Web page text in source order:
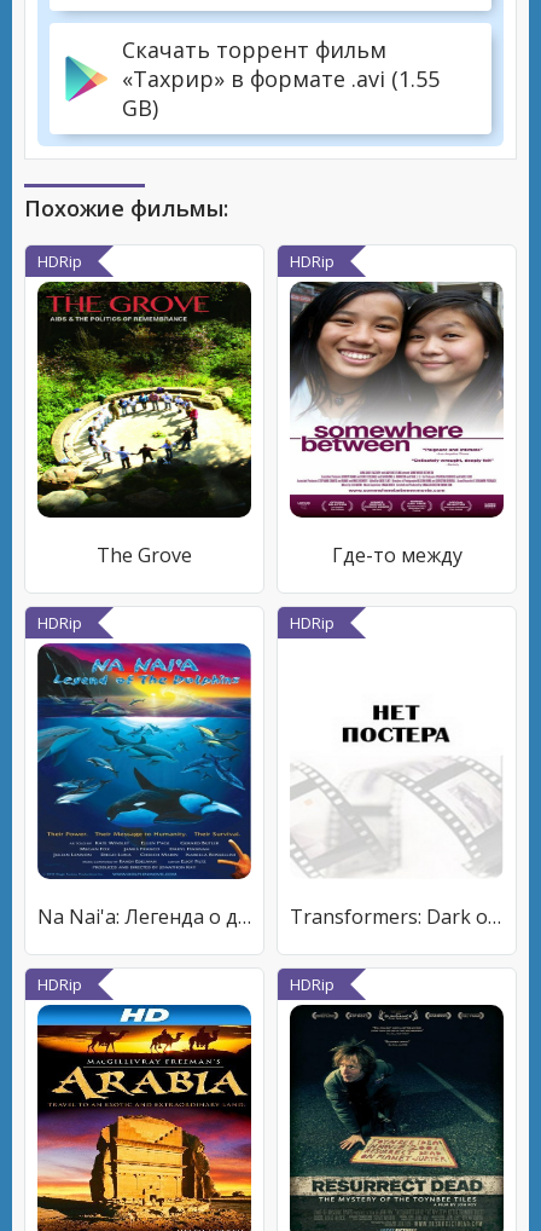
Скачать торрент фильм
«Тахрир» в формате .avi (1.55
GB)
Похожие фильмы:
HDRip
The Grove
HDRip
Где-то между
HDRip
Na Nai'a: Легенда о дельфинах
HDRip
Transformers: Dark of the Moon - World Premiere Special
HDRip HDRip